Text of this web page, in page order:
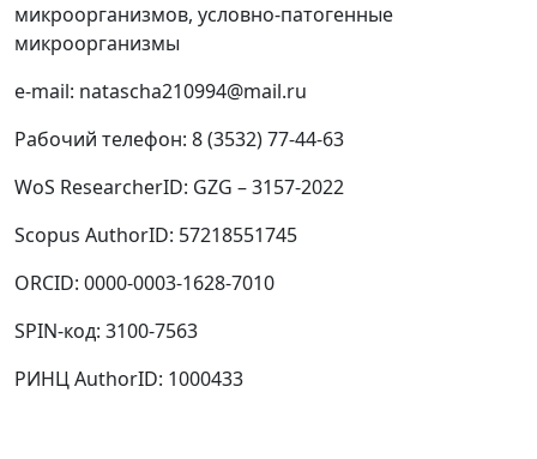
микроорганизмов, условно-патогенные
микроорганизмы
e-mail: natascha210994@mail.ru
Рабочий телефон: 8 (3532) 77-44-63
WoS ResearcherID: GZG – 3157-2022
Scopus AuthorID: 57218551745
ORCID: 0000-0003-1628-7010
SPIN-код: 3100-7563
РИНЦ AuthorID: 1000433